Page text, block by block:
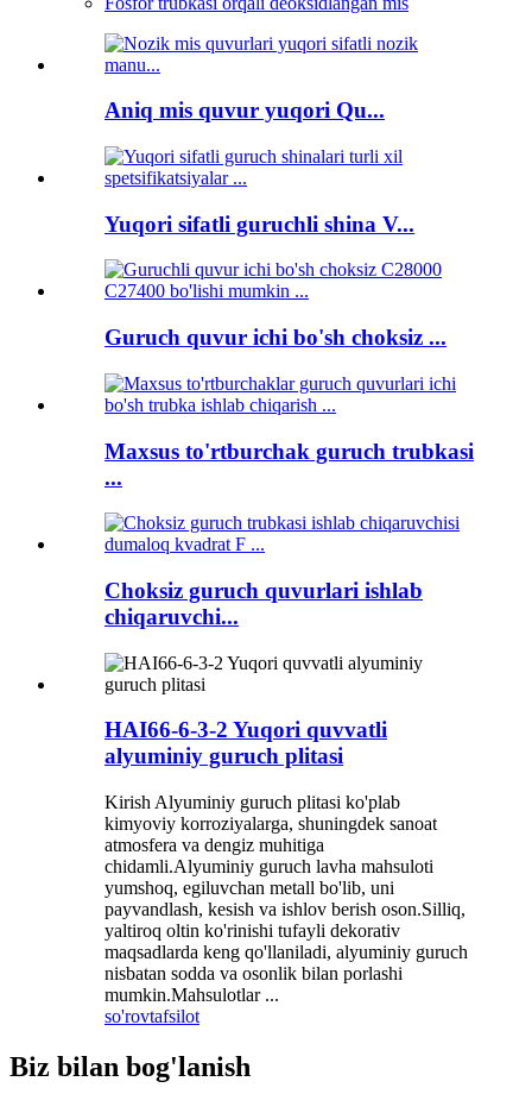
Aniq mis quvur yuqori Qu...
Yuqori sifatli guruchli shina V...
Guruch quvur ichi bo'sh choksiz ...
Maxsus to'rtburchak guruch trubkasi
...
Choksiz guruch quvurlari ishlab
chiqaruvchi...
HAI66-6-3-2 Yuqori quvvatli
alyuminiy guruch plitasi
Kirish Alyuminiy guruch plitasi ko'plab
kimyoviy korroziyalarga, shuningdek sanoat
atmosfera va dengiz muhitiga
chidamli.Alyuminiy guruch lavha mahsuloti
yumshoq, egiluvchan metall bo'lib, uni
payvandlash, kesish va ishlov berish oson.Silliq,
yaltiroq oltin ko'rinishi tufayli dekorativ
maqsadlarda keng qo'llaniladi, alyuminiy guruch
nisbatan sodda va osonlik bilan porlashi
mumkin.Mahsulotlar ...
so'rovtafsilot
Biz bilan bog'lanish